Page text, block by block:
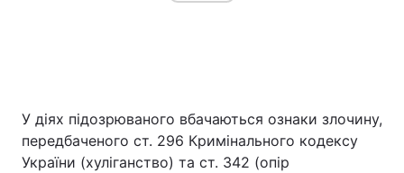
У діях підозрюваного вбачаються ознаки злочину,
передбаченого ст. 296 Кримінального кодексу
України (хуліганство) та ст. 342 (опір